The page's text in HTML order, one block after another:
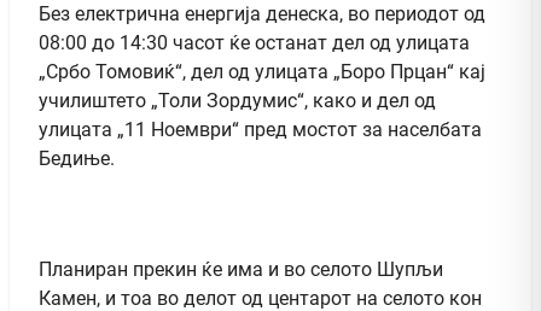
Без електрична енергија денеска, во периодот од
08:00 до 14:30 часот ќе останат дел од улицата
„Србо Томовиќ“, дел од улицата „Боро Прцан“ кај
училиштето „Толи Зордумис“, како и дел од
улицата „11 Ноември“ пред мостот за населбата
Бедиње.
Планиран прекин ќе има и во селото Шупљи
Камен, и тоа во делот од центарот на селото кон